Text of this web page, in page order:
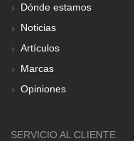
Dónde estamos
Noticias
Artículos
Marcas
Opiniones
SERVICIO AL CLIENTE